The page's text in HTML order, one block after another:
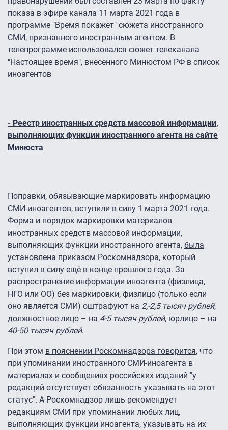
показа в эфире канала 11 марта 2021 года в
программе "Время покажет" сюжета иностранного
СМИ, признанного иностранным агентом. В
телепрограмме использовался сюжет телеканала
"Настоящее время", внесенного Минюстом РФ в список
иноагентов
- Реестр иностранных средств массовой информации,
выполняющих функции иностранного агента на сайте
Минюста
Поправки, обязывающие маркировать информацию
СМИ-иноагентов, вступили в силу 1 марта 2021 года.
Форма и порядок маркировки материалов
иностранных средств массовой информации,
выполняющих функции иностранного агента, была
установлена приказом Роскомнадзора, который
вступил в силу ещё в конце прошлого года. За
распространение информации иноагента (физлица,
НГО или ОО) без маркировки, физлицо (только если
оно является СМИ) оштрафуют на 2,-2,5 тысяч рублей,
должностное лицо – на 4-5 тысяч рублей, юрлицо – на
40-50 тысяч рублей.
При этом в пояснении Роскомнадзора говорится, что
при упоминании иностранного СМИ-иноагента в
материалах и сообщениях российских изданий "у
редакций отсутствует обязанность указывать на этот
статус". А Роскомнадзор лишь рекомендует
редакциям СМИ при упоминании любых лиц,
выполняющих функции иноагента, указывать на их